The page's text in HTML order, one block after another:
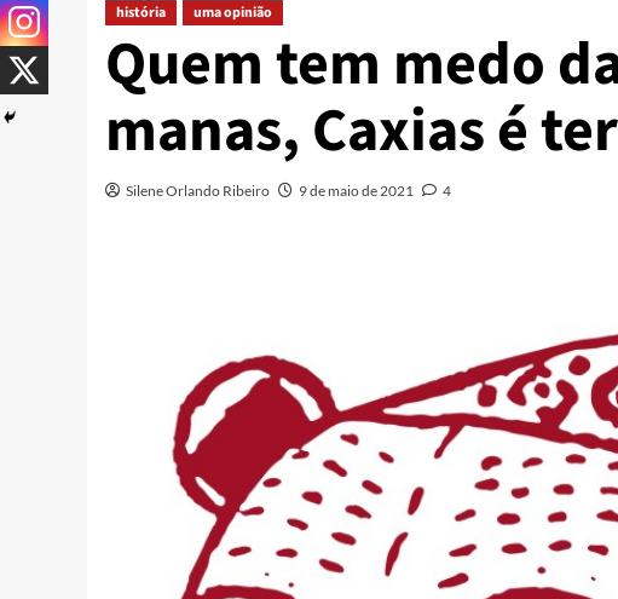
história uma opinião
Quem tem medo
manas, Caxias é
Silene Orlando Ribeiro 9 de maio de 2021 4